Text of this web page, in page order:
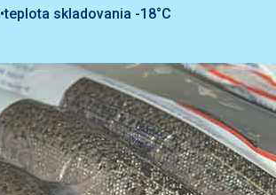
•teplota skladovania -18°C